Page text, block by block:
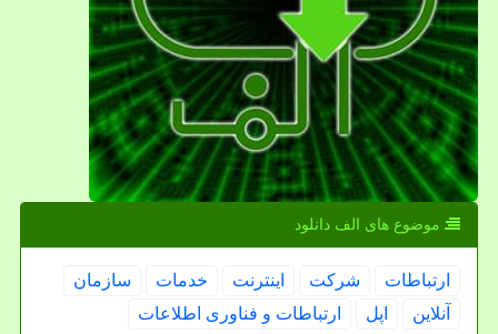
موضوع های الف دانلود
ارتباطات شركت اینترنت خدمات
سازمان
آنلاین
اپل ارتباطات و فناوری اطلاعات